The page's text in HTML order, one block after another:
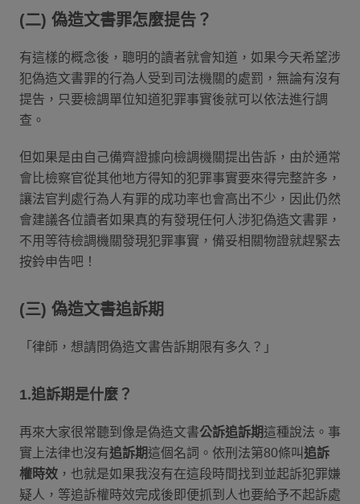
(二) 偽造文書罪怎麼提告？
有這樣的概念後，聰明的讀者就會知道，如果今天希望涉
犯偽造文書罪的行為人受到司法機關的處罰，無論有沒有
提告，只要檢調單位知道犯罪事實後就可以依法進行調
查。
但如果是由自己備齊證據向檢調機關提出告訴，由於通常
會比檢察官從其他地方得知的犯罪事實要來得完整許多，
讓法官判處行為人有罪的成功率也會高出不少，因此仍然
會建議各位讀者如果真的有發現任何人涉犯偽造文書罪，
不用等待檢調機關發現犯罪事實，備妥相關物證就趕緊去
按鈴申告吧！
(三) 偽造文書追訴期
「律師，想請問偽造文書告訴期限有多久？」
1.追訴期是什麼？
再來大家很常聽到像是偽造文書公訴追訴期這種說法。事
實上法律也沒有追訴期這個名詞。依刑法第80條叫 追訴
權時效 ，也就是如果我沒有在這段時間找到並起訴犯罪嫌
疑人，等追訴權時效完成後即便抓到人也要給予不起訴處